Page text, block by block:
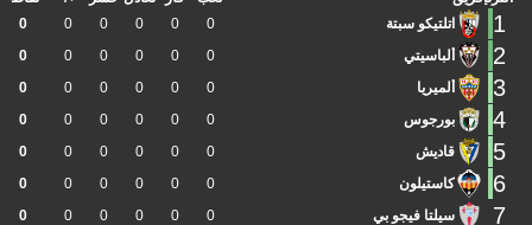
1 اتلتيكو سبتة 0
0
0
0
0
0
2 ألباسيتي 0
0
0
0
0
0
3 ألميريا 0
0
0
0
0
0
4 بورجوس 0
0
0
0
0
0
5 قاديش 0
0
0
0
0
0
6 كاستيلون 0
0
0
0
0
0
7 سيلتا فيجو بي 0
0
0
0
0
0